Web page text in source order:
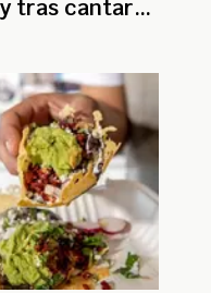
tras cantar